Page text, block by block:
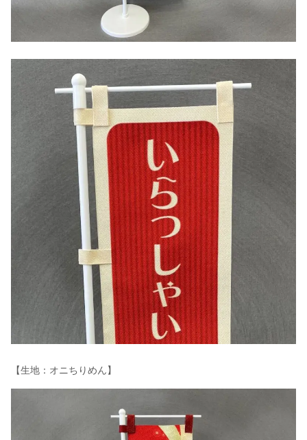
【生地：オニちりめん】